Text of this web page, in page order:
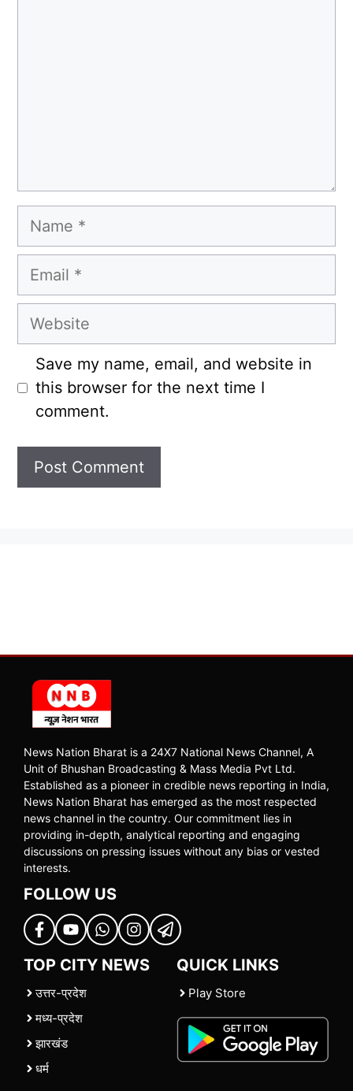
Name
Email
Website
Save my name, email, and website in
this browser for the next time I
comment.
News Nation Bharat is a 24X7 National News Channel, A
Unit of Bhushan Broadcasting & Mass Media Pvt Ltd.
Established as a pioneer in credible news reporting in India,
News Nation Bharat has emerged as the most respected
news channel in the country. Our commitment lies in
providing in-depth, analytical reporting and engaging
discussions on pressing issues without any bias or vested
interests.
FOLLOW US
TOP CITY NEWS
उत्तर-प्रदेश
मध्य-प्रदेश
झारखंड
धर्म
QUICK LINKS
Play Store